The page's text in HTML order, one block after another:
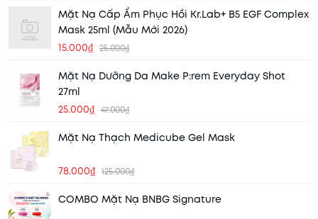
Mặt Nạ Cấp Ẩm Phục Hồi Kr.Lab+ B5 EGF Complex
Mask 25ml (Mẫu Mới 2026)
15.000₫ 25.000₫
Mặt Nạ Dưỡng Da Make P:rem Everyday Shot
27ml
25.000₫ 47.000₫
Mặt Nạ Thạch Medicube Gel Mask
78.000₫ 125.000₫
COMBO Mặt Nạ BNBG Signature